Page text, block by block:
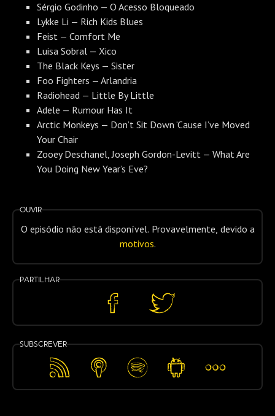
Sérgio Godinho — O Acesso Bloqueado
Lykke Li — Rich Kids Blues
Feist — Comfort Me
Luisa Sobral — Xico
The Black Keys — Sister
Foo Fighters — Arlandria
Radiohead — Little By Little
Adele — Rumour Has It
Arctic Monkeys — Don’t Sit Down ‘Cause I’ve Moved
Your Chair
Zooey Deschanel, Joseph Gordon-Levitt — What Are
You Doing New Year’s Eve?
Ouvir
O episódio não está disponível. Provavelmente, devido a
motivos.
Partilhar
Partilhar
no
Partilhar
no
Subscrever
Feed
RSS
Apple
Podcasts
Spotify Android